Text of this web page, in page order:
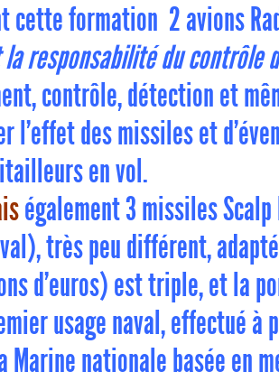
cette formation 2 avions
responsabilité du contrôle
contrôle, détection et
l’effet des missiles et
en vol.
également 3 missiles
très peu différent,
d’euros) est triple, et la
usage naval, effectué à
Marine nationale basée en